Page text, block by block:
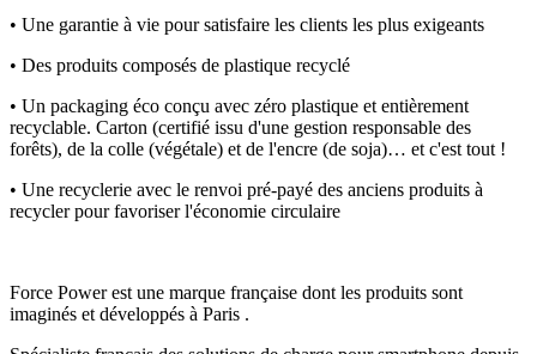
• Une garantie à vie pour satisfaire les clients les plus exigeants
• Des produits composés de plastique recyclé
• Un packaging éco conçu avec zéro plastique et entièrement
recyclable. Carton (certifié issu d'une gestion responsable des
forêts), de la colle (végétale) et de l'encre (de soja)… et c'est tout !
• Une recyclerie avec le renvoi pré-payé des anciens produits à
recycler pour favoriser l'économie circulaire
Force Power est une marque française dont les produits sont
imaginés et développés à Paris .